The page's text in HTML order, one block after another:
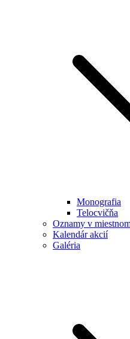
Monografia
Telocvičňa
Oznamy v
Kalendár akcií
Galéria